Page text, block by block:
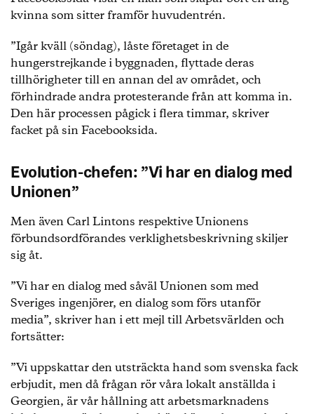
kvinna som sitter framför huvudentrén.
”Igår kväll (söndag), låste företaget in de
hungerstrejkande i byggnaden, flyttade deras
tillhörigheter till en annan del av området, och
förhindrade andra protesterande från att komma in.
Den här processen pågick i flera timmar, skriver
facket på sin Facebooksida.
Evolution-chefen: ”Vi har en dialog med
Unionen”
Men även Carl Lintons respektive Unionens
förbundsordförandes verklighetsbeskrivning skiljer
sig åt.
”Vi har en dialog med såväl Unionen som med
Sveriges ingenjörer, en dialog som förs utanför
media”, skriver han i ett mejl till Arbetsvärlden och
fortsätter:
”Vi uppskattar den utsträckta hand som svenska fack
erbjudit, men då frågan rör våra lokalt anställda i
Georgien, är vår hållning att arbetsmarknadens